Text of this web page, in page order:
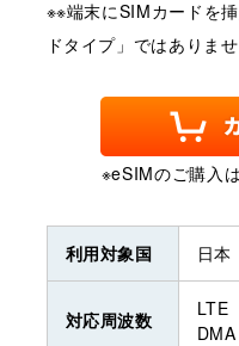
※※端末にSIMカードを
ドタイプ」ではありま
※eSIMのご購入
利用対象国 日本
対応周波数
LTE